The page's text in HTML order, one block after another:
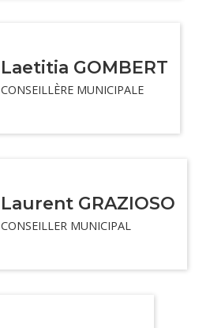
Laetitia GOMBERT
CONSEILLÈRE MUNICIPALE
Laurent GRAZIOSO
CONSEILLER MUNICIPAL